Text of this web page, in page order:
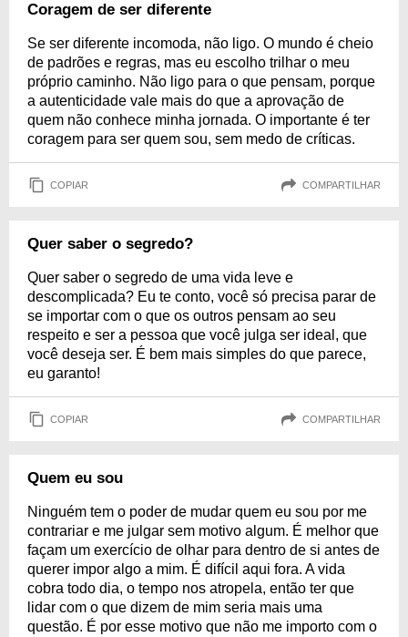
Coragem de ser diferente
Se ser diferente incomoda, não ligo. O mundo é cheio
de padrões e regras, mas eu escolho trilhar o meu
próprio caminho. Não ligo para o que pensam, porque
a autenticidade vale mais do que a aprovação de
quem não conhece minha jornada. O importante é ter
coragem para ser quem sou, sem medo de críticas.
COPIAR COMPARTILHAR
Quer saber o segredo?
Quer saber o segredo de uma vida leve e
descomplicada? Eu te conto, você só precisa parar de
se importar com o que os outros pensam ao seu
respeito e ser a pessoa que você julga ser ideal, que
você deseja ser. É bem mais simples do que parece,
eu garanto!
COPIAR COMPARTILHAR
Quem eu sou
Ninguém tem o poder de mudar quem eu sou por me
contrariar e me julgar sem motivo algum. É melhor que
façam um exercício de olhar para dentro de si antes de
querer impor algo a mim. É difícil aqui fora. A vida
cobra todo dia, o tempo nos atropela, então ter que
lidar com o que dizem de mim seria mais uma
questão. É por esse motivo que não me importo com o